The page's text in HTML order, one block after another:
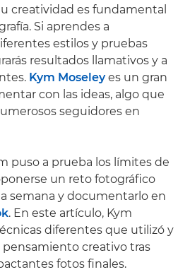
creatividad es fundamental
Si aprendes a
estilos y pruebas
resultados llamativos y a
Kym Moseleyes un gran
con las ideas, algo que
seguidores en
puso a prueba los límites de
un reto fotográfico
semana y documentarlo en
. En este artículo, Kym
diferentes que utilizó y
pensamiento creativo tras
fotos finales.